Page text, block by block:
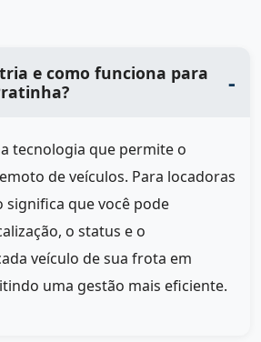
e como funciona para
tecnologia que permite o
de veículos. Para locadoras
significa que você pode
o status e o
veículo de sua frota em
uma gestão mais eficiente.